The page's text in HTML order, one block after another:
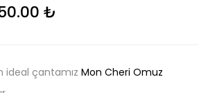
price was: 5,250.00 ₺.
₺
ideal çantamız Mon Cheri Omuz